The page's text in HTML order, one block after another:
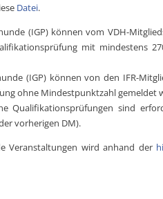
Datei.
(IGP) können vom VDH-
mit mindestens
(IGP) können von den IFR-
ohne Mindestpunktzahl gemeldet
Qualifikationsprüfungen sind
vorherigen DM).
Veranstaltungen wird anhand der